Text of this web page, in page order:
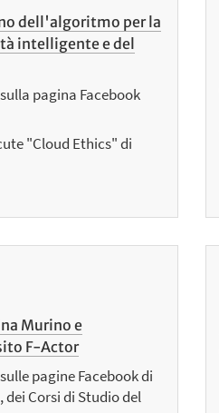
dell'algoritmo per la
intelligente e del
pagina Facebook
"Cloud Ethics" di
Murino e
F-Actor
pagine Facebook di
dei Corsi di Studio del